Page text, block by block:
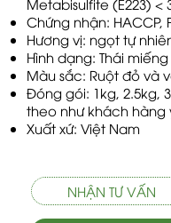
Metabisulfite (E223) <
Chứng nhận: HACCP,
Hương vị: ngọt tự
Hình dạng: Thái miếng
Màu sắc: Ruột đỏ và
Đóng gói: 1kg, 2.5kg,
theo như khách hàng
Xuất xứ: Việt Nam
NHẬN TƯ VẤN